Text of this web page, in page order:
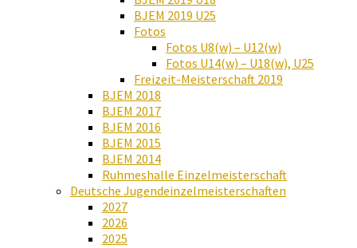
BJEM 2019 U25
Fotos
Fotos U8(w) – U12(w)
Fotos U14(w) – U18(w), U25
Freizeit-Meisterschaft 2019
BJEM 2018
BJEM 2017
BJEM 2016
BJEM 2015
BJEM 2014
Ruhmeshalle Einzelmeisterschaft
Deutsche Jugendeinzelmeisterschaften
2027
2026
2025